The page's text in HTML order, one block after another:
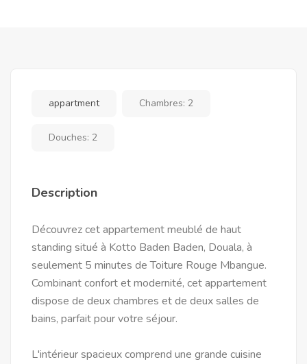
appartment Chambres: 2
Douches: 2
Description
Découvrez cet appartement meublé de haut
standing situé à Kotto Baden Baden, Douala, à
seulement 5 minutes de Toiture Rouge Mbangue.
Combinant confort et modernité, cet appartement
dispose de deux chambres et de deux salles de
bains, parfait pour votre séjour.
L'intérieur spacieux comprend une grande cuisine